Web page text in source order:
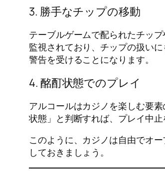
3. 勝手なチップの移動
テーブルゲームで配られたチッ
監視されており、チップの扱い
警告を受けることになります。
4. 酩酊状態でのプレイ
アルコールはカジノを楽しむ要
状態」と判断すれば、プレイ中止
このように、カジノは自由でオ
しておきましょう。